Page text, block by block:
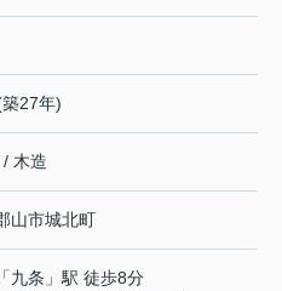
27年)
木造
山市城北町
「九条 」駅 徒歩8分